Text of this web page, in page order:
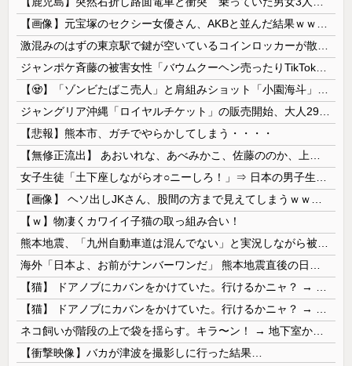
【悲報】熊本市、ガチでやらかしてしまう・・・・
【ｗ】物凄くカワイイ子猫の取っ組み合い！
【衝撃映像】バカが津波を撮影しに行った結果…